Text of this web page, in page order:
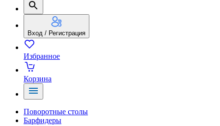
Вход / Регистрация
Избранное
Корзина
Поворотные столы
Барфидеры